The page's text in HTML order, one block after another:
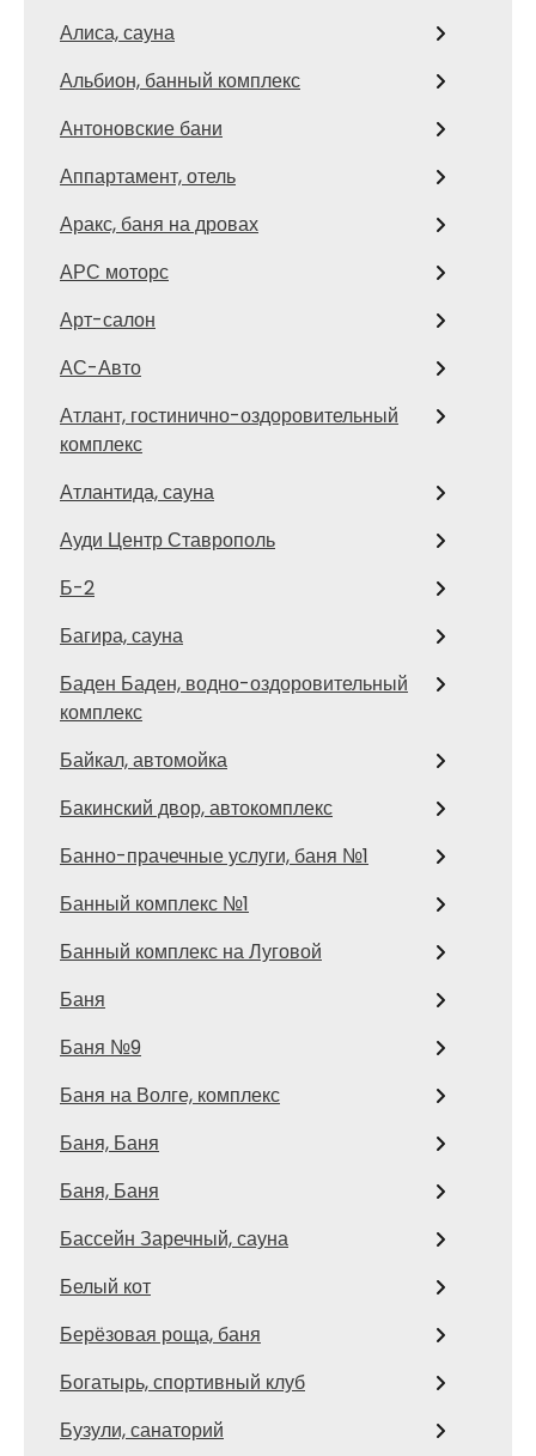
Алиса, сауна
Альбион, банный комплекс
Антоновские бани
Аппартамент, отель
Аракс, баня на дровах
АРС моторс
Арт-салон
АС-Авто
Атлант, гостинично-оздоровительный
комплекс
Атлантида, сауна
Ауди Центр Ставрополь
Б-2
Багира, сауна
Баден Баден, водно-оздоровительный
комплекс
Байкал, автомойка
Бакинский двор, автокомплекс
Банно-прачечные услуги, баня №1
Банный комплекс №1
Банный комплекс на Луговой
Баня
Баня №9
Баня на Волге, комплекс
Баня, Баня
Баня, Баня
Бассейн Заречный, сауна
Белый кот
Берёзовая роща, баня
Богатырь, спортивный клуб
Бузули, санаторий